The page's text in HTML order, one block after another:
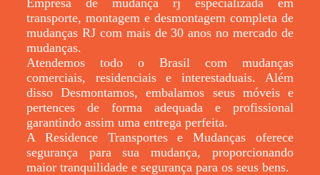
transporte, montagem e desmontagem completa de
mudanças RJ com mais de 30 anos no mercado de
mudanças.
Atendemos todo o Brasil com mudanças
comerciais, residenciais e interestaduais. Além
disso Desmontamos, embalamos seus móveis e
pertences de forma adequada e profissional
garantindo assim uma entrega perfeita.
A Residence Transportes e Mudanças oferece
segurança para sua mudança, proporcionando
maior tranquilidade e segurança para os seus bens.